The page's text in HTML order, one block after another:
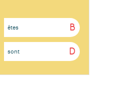
B
êtes
D
sont